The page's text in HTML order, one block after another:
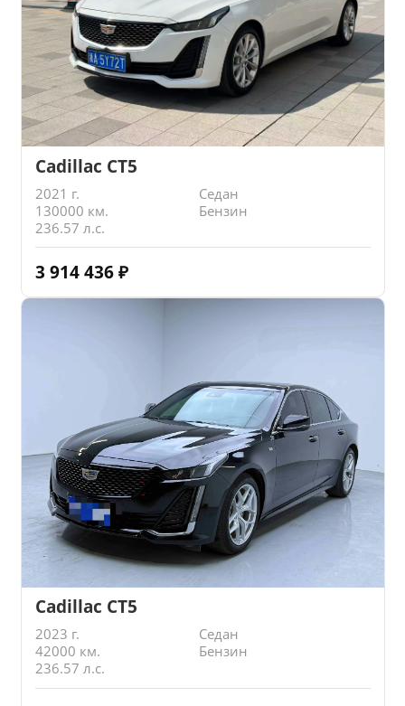
Cadillac CT5
2021 г.
Седан
130000 км.
Бензин
236.57 л.с.
3 914 436 ₽
Cadillac CT5
2023 г.
Седан
42000 км.
Бензин
236.57 л.с.